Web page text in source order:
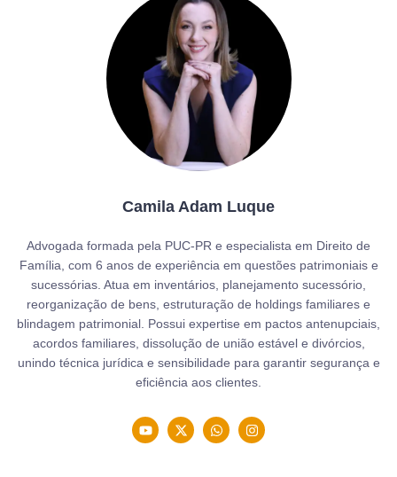
Camila Adam Luque
Advogada formada pela PUC-PR e especialista em Direito de
Família, com 6 anos de experiência em questões patrimoniais e
sucessórias. Atua em inventários, planejamento sucessório,
reorganização de bens, estruturação de holdings familiares e
blindagem patrimonial. Possui expertise em pactos antenupciais,
acordos familiares, dissolução de união estável e divórcios,
unindo técnica jurídica e sensibilidade para garantir segurança e
eficiência aos clientes.